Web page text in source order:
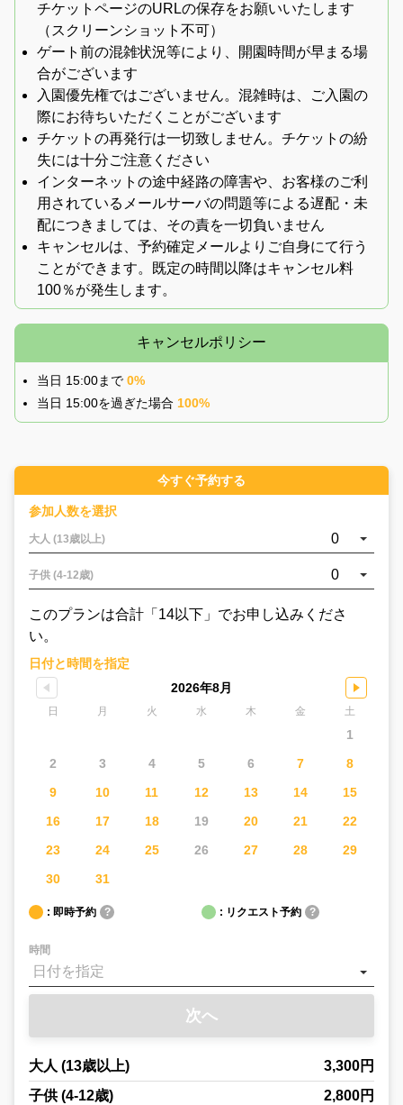
チケットページのURLの保存をお願いいたします
（スクリーンショット不可）
ゲート前の混雑状況等により、開園時間が早まる場
合がございます
入園優先権ではございません。混雑時は、ご入園の
際にお待ちいただくことがございます
チケットの再発行は一切致しません。チケットの紛
失には十分ご注意ください
インターネットの途中経路の障害や、お客様のご利
用されているメールサーバの問題等による遅配・未
配につきましては、その責を一切負いません
キャンセルは、予約確定メールよりご自身にて行う
ことができます。既定の時間以降はキャンセル料
100％が発生します。
キャンセルポリシー
当日 15:00まで 0%
当日 15:00を過ぎた場合 100%
今すぐ予約する
参加人数を選択
大人 (13歳以上) 0
子供 (4-12歳) 0
このプランは合計「14以下」でお申し込みくださ
い。
日付と時間を指定
2026年8月
日 月 火 水 木 金 土
1
2
3 4 5 6 7
8
9
10 11 12 13 14
15
16
17 18 19 20 21
22
23
24 25 26 27 28
29
30
31
: 即時予約 ? : リクエスト予約 ?
時間
次へ
大人 (13歳以上)
3,300円
子供 (4-12歳)
2,800円